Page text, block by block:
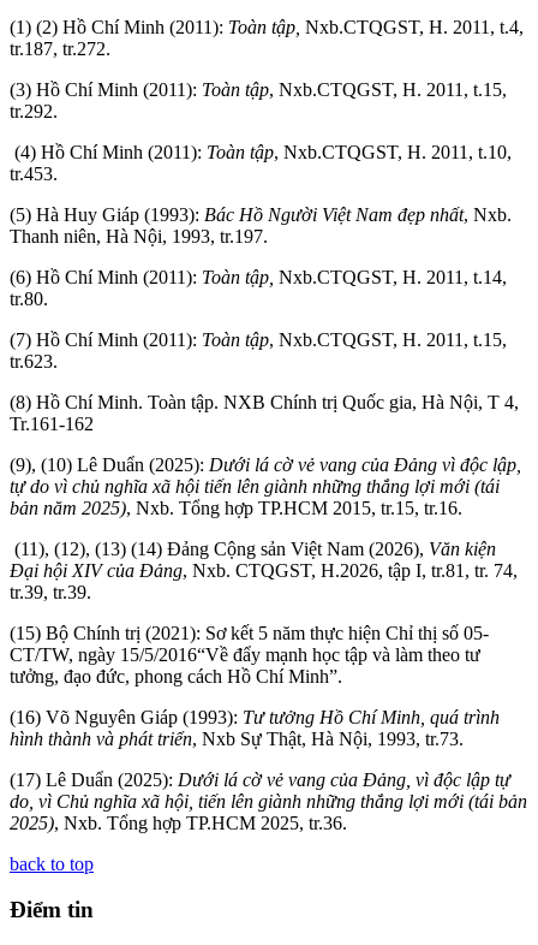
(1) (2) Hồ Chí Minh (2011): Toàn tập, Nxb.CTQGST, H. 2011, t.4,
tr.187, tr.272.
(3) Hồ Chí Minh (2011): Toàn tập, Nxb.CTQGST, H. 2011, t.15,
tr.292.
(4) Hồ Chí Minh (2011): Toàn tập, Nxb.CTQGST, H. 2011, t.10,
tr.453.
(5) Hà Huy Giáp (1993): Bác Hồ Người Việt Nam đẹp nhất, Nxb.
Thanh niên, Hà Nội, 1993, tr.197.
(6) Hồ Chí Minh (2011): Toàn tập, Nxb.CTQGST, H. 2011, t.14,
tr.80.
(7) Hồ Chí Minh (2011): Toàn tập, Nxb.CTQGST, H. 2011, t.15,
tr.623.
(8) Hồ Chí Minh. Toàn tập. NXB Chính trị Quốc gia, Hà Nội, T 4,
Tr.161-162
(9), (10) Lê Duẩn (2025): Dưới lá cờ vẻ vang của Đảng vì độc lập,
tự do vì chủ nghĩa xã hội tiến lên giành những thắng lợi mới (tái
bản năm 2025), Nxb. Tổng hợp TP.HCM 2015, tr.15, tr.16.
(11), (12), (13) (14) Đảng Cộng sản Việt Nam (2026), Văn kiện
Đại hội XIV của Đảng, Nxb. CTQGST, H.2026, tập I, tr.81, tr. 74,
tr.39, tr.39.
(15) Bộ Chính trị (2021): Sơ kết 5 năm thực hiện Chỉ thị số 05-
CT/TW, ngày 15/5/2016“Về đẩy mạnh học tập và làm theo tư
tưởng, đạo đức, phong cách Hồ Chí Minh”.
(16) Võ Nguyên Giáp (1993): Tư tưởng Hồ Chí Minh, quá trình
hình thành và phát triển, Nxb Sự Thật, Hà Nội, 1993, tr.73.
(17) Lê Duẩn (2025): Dưới lá cờ vẻ vang của Đảng, vì độc lập tự
do, vì Chủ nghĩa xã hội, tiến lên giành những thắng lợi mới (tái bản
2025), Nxb. Tổng hợp TP.HCM 2025, tr.36.
back to top
Điểm tin